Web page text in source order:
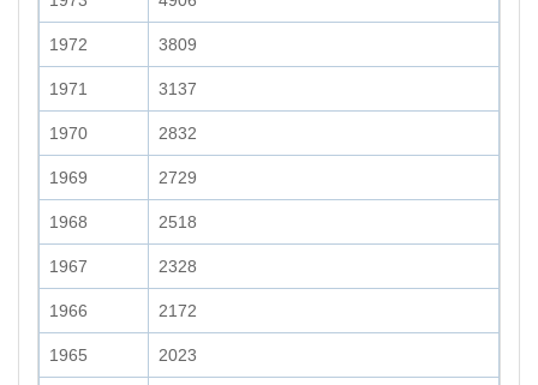
1972 3809
1971 3137
1970 2832
1969 2729
1968 2518
1967 2328
1966 2172
1965 2023